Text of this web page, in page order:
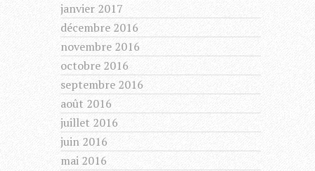
janvier 2017
décembre 2016
novembre 2016
octobre 2016
septembre 2016
août 2016
juillet 2016
juin 2016
mai 2016